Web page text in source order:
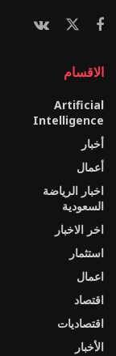
الاقسام
Artificial
Intelligence
أخبار
أعمال
اخبار الرياضة
السعودية
اخر الاخبار
استثمار
اعمال
اقتصاد
اقتصاديات
الأخبار